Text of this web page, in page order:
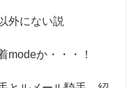
外にない説
modeか・・・！